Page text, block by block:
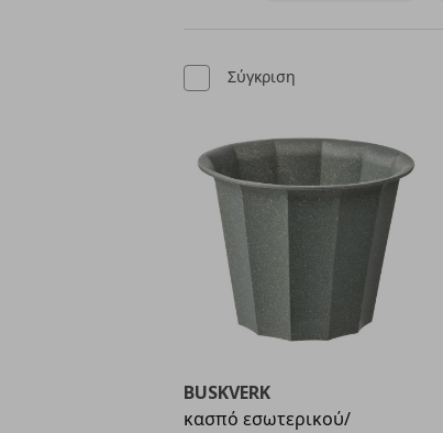
Σύγκριση
BUSKVERK
κασπό εσωτερικού/